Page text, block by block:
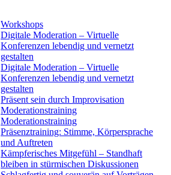
Workshops
Digitale Moderation – Virtuelle
Konferenzen lebendig und vernetzt
gestalten
Digitale Moderation – Virtuelle
Konferenzen lebendig und vernetzt
gestalten
Präsent sein durch Improvisation
Moderationstraining
Moderationstraining
Präsenztraining: Stimme, Körpersprache
und Auftreten
Kämpferisches Mitgefühl – Standhaft
bleiben in stürmischen Diskussionen